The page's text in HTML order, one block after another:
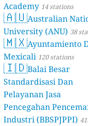
Academy 14 stations
🇦🇺Australian
University (ANU) 38
🇲🇽Ayuntamiento
Mexicali 120 stations
🇮🇩Balai Besar
Standardisasi Dan
Pelayanan Jasa
Pencegahan
Industri (BBSPJPPI)